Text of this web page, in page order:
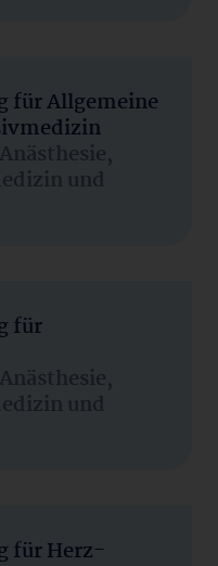
für Allgemeine
und
für
und
für Herz-